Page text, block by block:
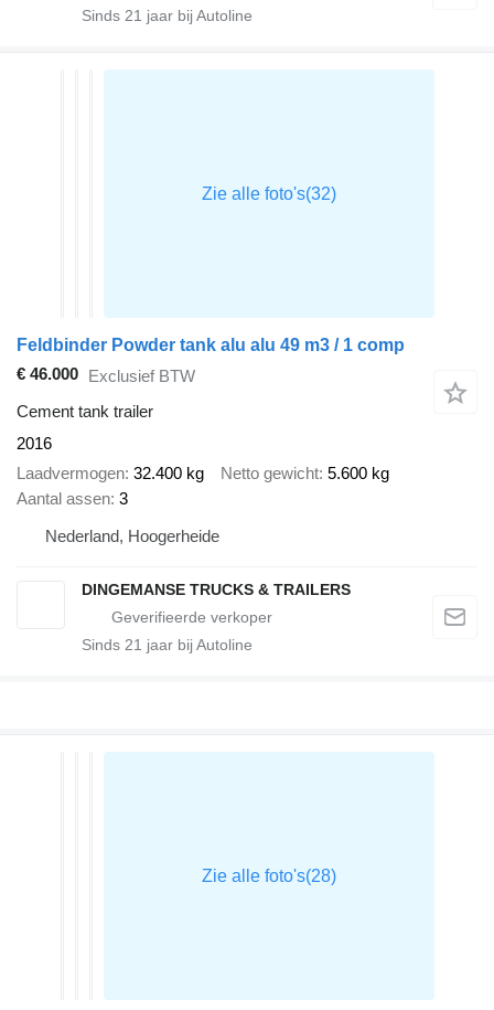
Sinds 21 jaar bij Autoline
Feldbinder Powder tank alu alu 49 m3 / 1 comp
€ 46.000 Exclusief BTW
Cement tank trailer
2016
Laadvermogen 32.400 kg Netto gewicht 5.600 kg
Aantal assen 3
Nederland, Hoogerheide
DINGEMANSE TRUCKS & TRAILERS
Sinds 21 jaar bij Autoline